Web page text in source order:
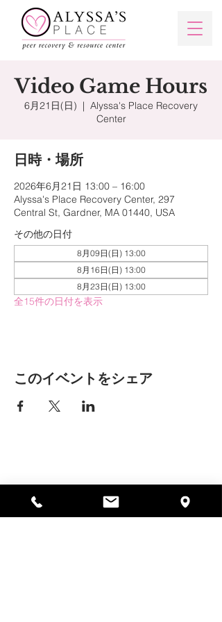
Video Game Hours
6月21日(日)
  |
Alyssa's Place Recovery
Center
日時・場所
2026年6月21日 13:00 – 16:00
Alyssa's Place Recovery Center, 297
Central St, Gardner, MA 01440, USA
その他の日付
8月09日(日) 13:00
8月16日(日) 13:00
8月23日(日) 13:00
全15件の日付を表示
このイベントをシェア
297 セントラル ストリート ガード
ナー、MA 01440
978-364-0920